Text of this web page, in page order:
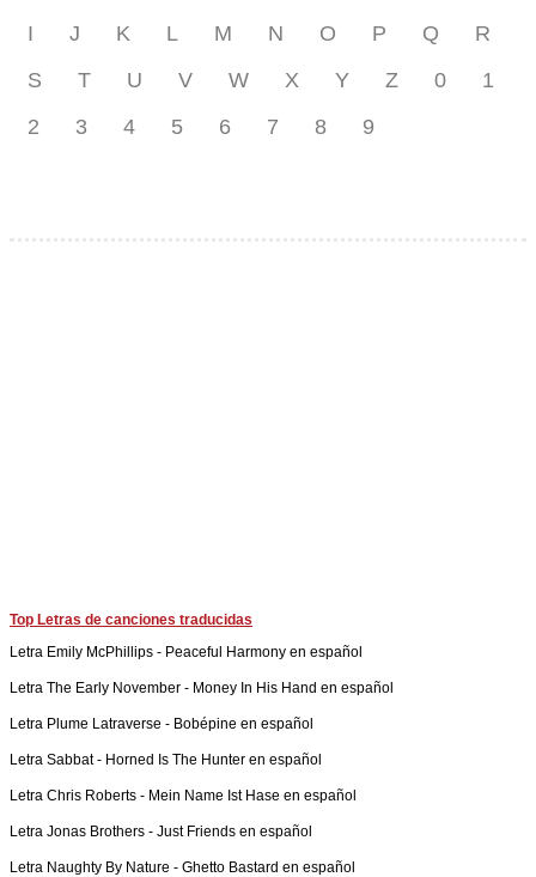
I
J K L M N O P Q
R
S
T U V W X Y Z 0
1
2
3 4 5 6 7 8 9
Top Letras de canciones traducidas
Letra Emily McPhillips - Peaceful Harmony en español
Letra The Early November - Money In His Hand en español
Letra Plume Latraverse - Bobépine en español
Letra Sabbat- Horned Is The Hunter en español
Letra Chris Roberts - Mein Name Ist Hase en español
Letra Jonas Brothers - Just Friends en español
Letra Naughty By Nature - Ghetto Bastard en español